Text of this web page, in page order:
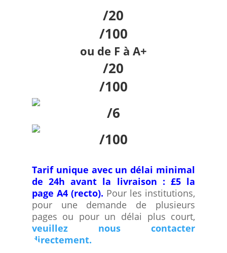
/20
/100
ou de F à A+
/20
/100
/6
/100
Tarif unique avec un délai minimal
de 24h avant la livraison : £5 la
page A4 (recto). Pour les institutions,
pour une demande de plusieurs
pages ou pour un délai plus court,
veuillez nous contacter
directement.